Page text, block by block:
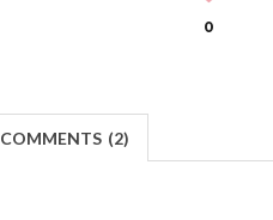
0
COMMENTS (2)